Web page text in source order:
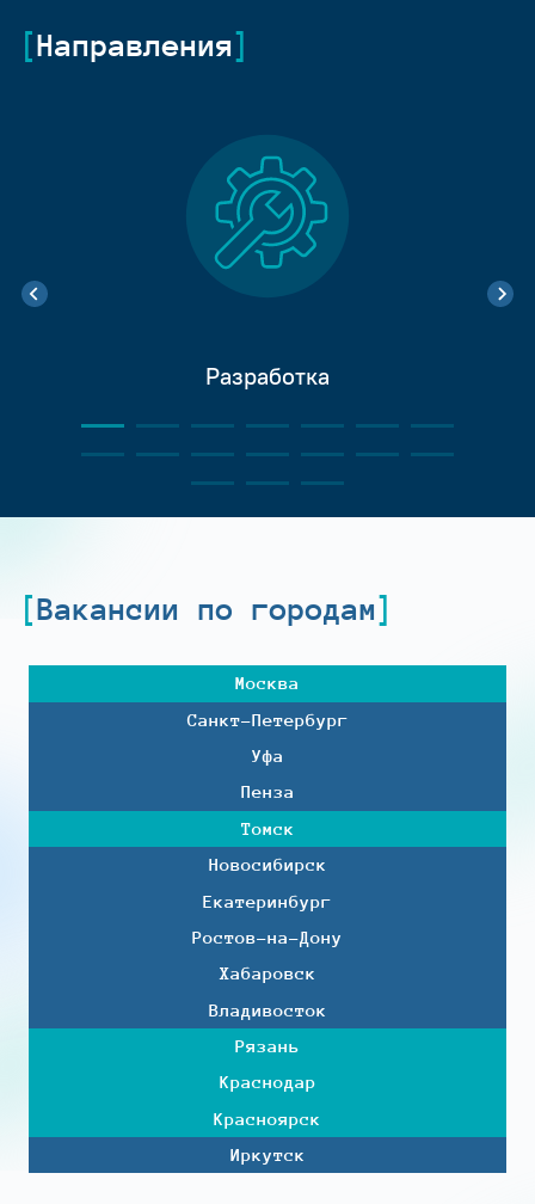
Направления
Разработка
Вакансии по городам
Москва
Санкт-Петербург
Уфа
Пенза
Томск
Новосибирск
Екатеринбург
Ростов-на-Дону
Хабаровск
Владивосток
Рязань
Краснодар
Красноярск
Иркутск